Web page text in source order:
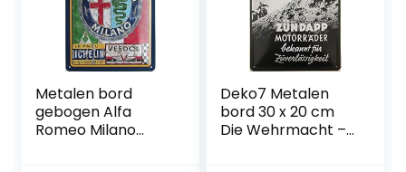
Metalen bord
gebogen Alfa
Romeo Milano
Deko7 Metalen
bord 30 x 20 cm
Die Wehrmacht –